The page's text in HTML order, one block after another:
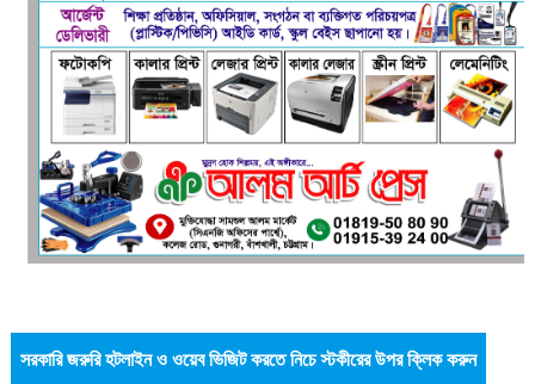
সরকারি জরুরি হটলাইন ও ওয়েব ভিজিট করতে নিচে স্টকীরের উপর ক্লিক করুন